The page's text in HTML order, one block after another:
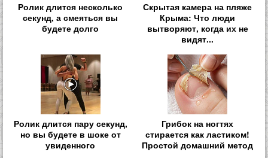
Ролик длится несколько
секунд, а смеяться вы
будете долго
Скрытая камера на пляже
Крыма: Что люди
вытворяют, когда их не
видят...
Ролик длится пару секунд,
но вы будете в шоке от
увиденного
Грибок на ногтях
стирается как ластиком!
Простой домашний метод